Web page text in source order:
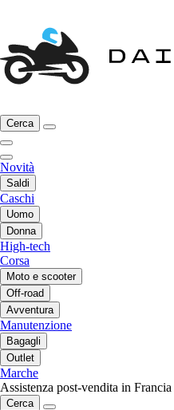
Cerca
Novità
Saldi
Caschi
Uomo
Donna
High-tech
Corsa
Moto e scooter
Off-road
Avventura
Manutenzione
Bagagli
Outlet
Marche
Assistenza post-vendita in Francia
Cerca